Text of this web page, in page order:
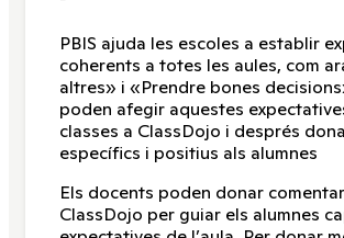
PBIS ajuda les escoles a establir
coherents a totes les aules, com
altres» i «Prendre bones
poden afegir aquestes
classes a ClassDojo i després
específics i positius als alumnes
Els docents poden donar
ClassDojo per guiar els alumnes